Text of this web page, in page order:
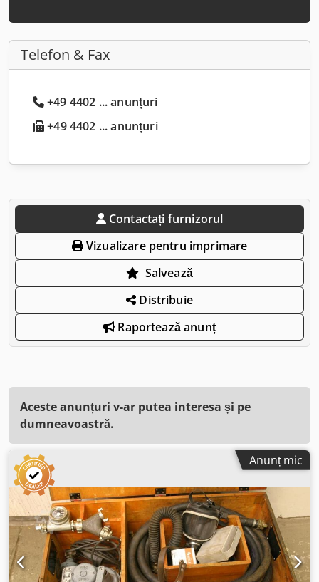
Telefon & Fax
+49 4402 ... anunțuri
+49 4402 ... anunțuri
Contactați furnizorul
Vizualizare pentru imprimare
Salvează
Distribuie
Raportează anunț
Aceste anunțuri v-ar putea interesa și pe
dumneavoastră.
Anunț mic